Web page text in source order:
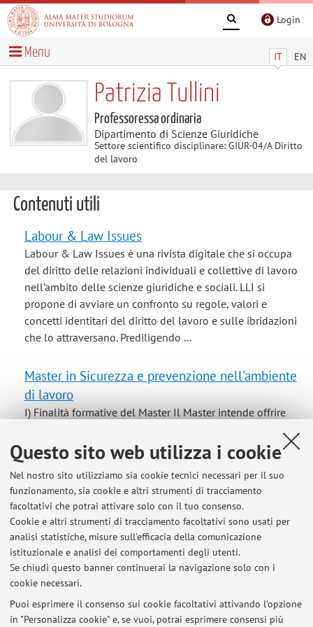
Questo sito web utilizza i cookie
Nel nostro sito utilizziamo sia cookie tecnici necessari per il suo
funzionamento, sia cookie e altri strumenti di tracciamento
facoltativi che potrai attivare solo con il tuo consenso.
Cookie e altri strumenti di tracciamento facoltativi sono usati per
analisi statistiche, misure sull'efficacia della comunicazione
istituzionale e analisi dei comportamenti degli utenti.
Se chiudi questo banner continuerai la navigazione solo con i
cookie necessari.
Puoi esprimere il consenso sui cookie facoltativi attivando l'opzione
in "Personalizza cookie" e, se vuoi, potrai esprimere consensi più
Login
IT EN
Menu
Patrizia Tullini
Professoressa ordinaria
Dipartimento di Scienze Giuridiche
Settore scientifico disciplinare: GIUR-04/A Diritto
del lavoro
Contenuti utili
Labour & Law Issues
Labour & Law Issues è una rivista digitale che si occupa
del diritto delle relazioni individuali e collettive di lavoro
nell’ambito delle scienze giuridiche e sociali. LLI si
propone di avviare un confronto su regole, valori e
concetti identitari del diritto del lavoro e sulle ibridazioni
che lo attraversano. Prediligendo ...
Master in Sicurezza e prevenzione nell'ambiente
di lavoro
I) Finalità formative del Master Il Master intende offrire
aspetti giuridico-istituzionali, economici, gestionali ed
organizzativi connessi alla programmazione ed alla
gestione della sicurezza nei luoghi di lavoro, mediante
apporti scientifici conformi ...
Pagina Facebook Master in Sicurezza e
prevenzione nell'ambiente di lavoro